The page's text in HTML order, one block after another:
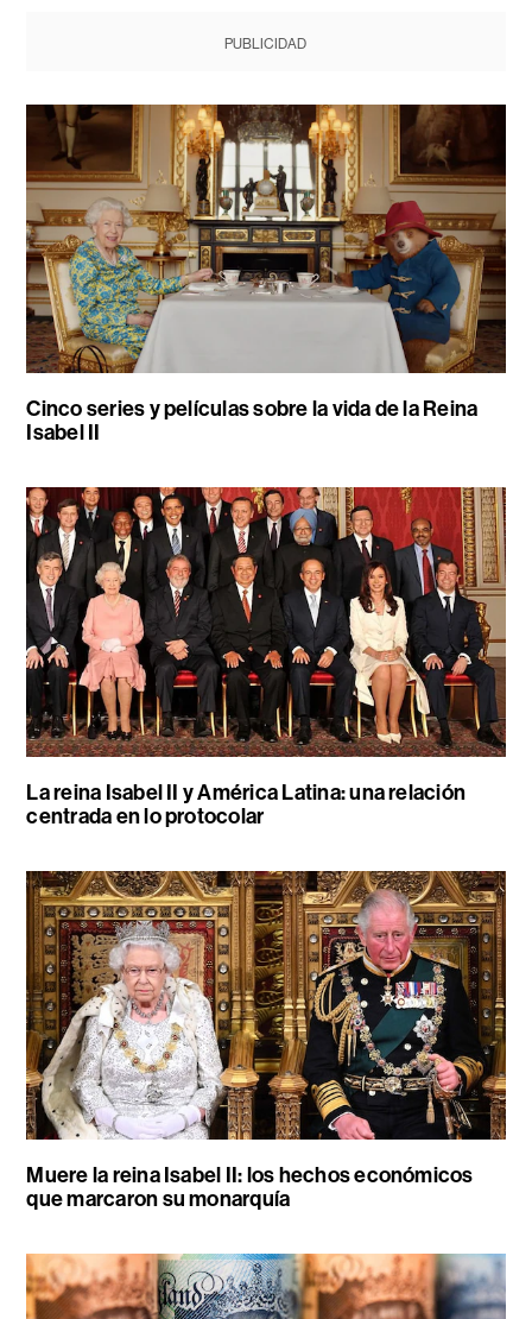
PUBLICIDAD
Cinco series y películas sobre la vida de la Reina
Isabel II
La reina Isabel II y América Latina: una relación
centrada en lo protocolar
Muere la reina Isabel II: los hechos económicos
que marcaron su monarquía